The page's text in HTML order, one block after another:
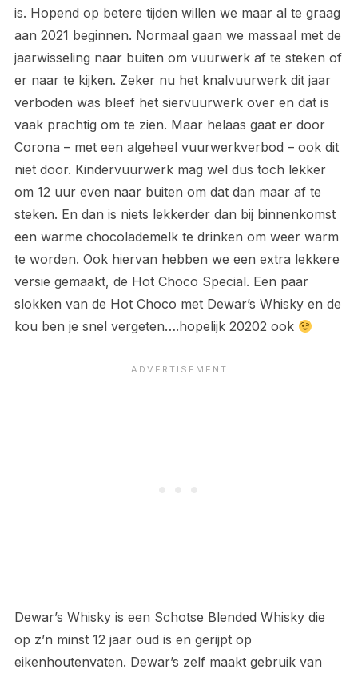
is. Hopend op betere tijden willen we maar al te graag
aan 2021 beginnen. Normaal gaan we massaal met de
jaarwisseling naar buiten om vuurwerk af te steken of
er naar te kijken. Zeker nu het knalvuurwerk dit jaar
verboden was bleef het siervuurwerk over en dat is
vaak prachtig om te zien. Maar helaas gaat er door
Corona – met een algeheel vuurwerkverbod – ook dit
niet door. Kindervuurwerk mag wel dus toch lekker
om 12 uur even naar buiten om dat dan maar af te
steken. En dan is niets lekkerder dan bij binnenkomst
een warme chocolademelk te drinken om weer warm
te worden. Ook hiervan hebben we een extra lekkere
versie gemaakt, de Hot Choco Special. Een paar
slokken van de Hot Choco met Dewar’s Whisky en de
kou ben je snel vergeten….hopelijk 20202 ook
Dewar’s Whisky is een Schotse Blended Whisky die
op z’n minst 12 jaar oud is en gerijpt op
eikenhoutenvaten. Dewar’s zelf maakt gebruik van